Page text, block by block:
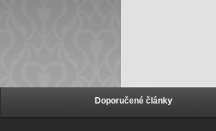
Doporučené články